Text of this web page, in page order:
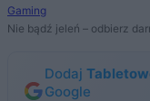
Gaming
Nie bądź jeleń – odbierz
Dodaj
Google